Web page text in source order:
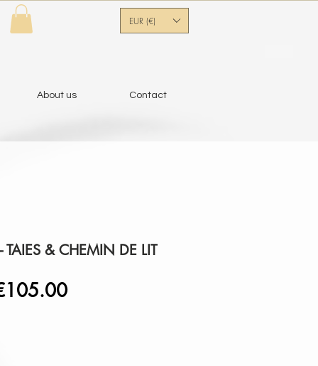
EUR (€)
About us Contact
& CHEMIN DE LIT
Sale